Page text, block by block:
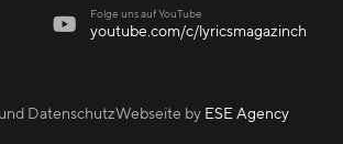
 Folge uns auf YouTube
youtube.com/c/lyricsmagazinch
DatenschutzWebseite by ESE Agency